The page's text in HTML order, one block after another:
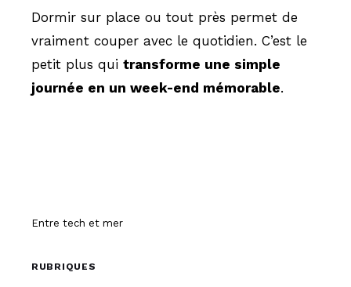
Dormir sur place ou tout près permet de
vraiment couper avec le quotidien. C’est le
petit plus qui transforme une simple
journée en un week-end mémorable.
Entre tech et mer
RUBRIQUES